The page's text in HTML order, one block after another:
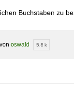
Buchstaben zu
von oswald 5,8 k